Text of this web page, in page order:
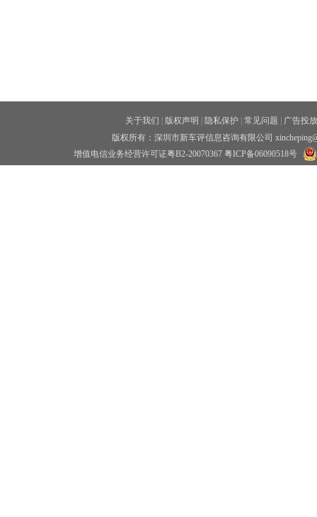
关于我们 版权声明 隐私保护 常见问题
广告投放
版权所有：深圳市新车评信息咨询有限公司
增值电信业务经营许可证粤B2-20070367 粤ICP备06090518号